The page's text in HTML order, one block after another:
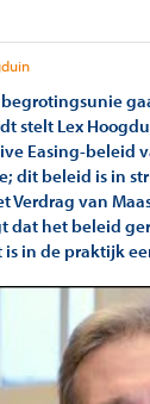
stelt Lex
Easing-beleid
dit beleid is in
Verdrag van
dat het beleid
in de praktijk